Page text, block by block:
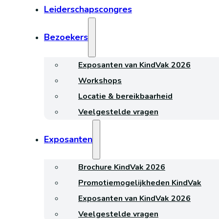
Leiderschapscongres
Bezoekers
Exposanten van KindVak 2026
Workshops
Locatie & bereikbaarheid
Veelgestelde vragen
Exposanten
Brochure KindVak 2026
Promotiemogelijkheden KindVak
Exposanten van KindVak 2026
Veelgestelde vragen